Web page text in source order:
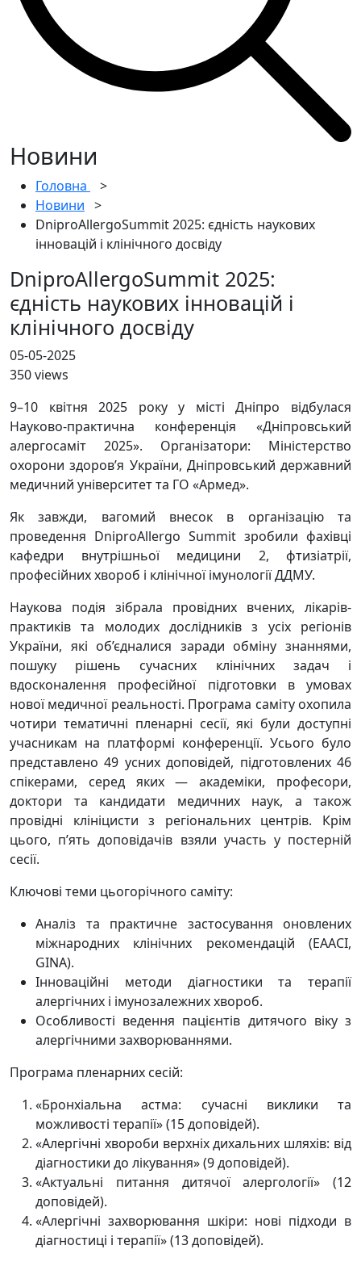
Новини
Головна
>
Новини >
DniproAllergoSummit 2025: єдність наукових
інновацій і клінічного досвіду
DniproAllergoSummit 2025:
єдність наукових інновацій і
клінічного досвіду
05-05-2025
350 views
9–10 квітня 2025 року у місті Дніпро відбулася
Науково-практична конференція «Дніпровський
алергосаміт 2025». Організатори: Міністерство
охорони здоров’я України, Дніпровський державний
медичний університет та ГО «Армед».
Як завжди, вагомий внесок в організацію та
проведення DniproAllergo Summit зробили фахівці
кафедри внутрішньої медицини 2, фтизіатрії,
професійних хвороб і клінічної імунології ДДМУ.
Наукова подія зібрала провідних вчених, лікарів-
практиків та молодих дослідників з усіх регіонів
України, які об’єдналися заради обміну знаннями,
пошуку рішень сучасних клінічних задач і
вдосконалення професійної підготовки в умовах
нової медичної реальності. Програма саміту охопила
чотири тематичні пленарні сесії, які були доступні
учасникам на платформі конференції. Усього було
представлено 49 усних доповідей, підготовлених 46
спікерами, серед яких — академіки, професори,
доктори та кандидати медичних наук, а також
провідні клініцисти з регіональних центрів. Крім
цього, п’ять доповідачів взяли участь у постерній
сесії.
Ключові теми цьогорічного саміту:
Аналіз та практичне застосування оновлених
міжнародних клінічних рекомендацій (EAACI,
GINA).
Інноваційні методи діагностики та терапії
алергічних і імунозалежних хвороб.
Особливості ведення пацієнтів дитячого віку з
алергічними захворюваннями.
Програма пленарних сесій:
«Бронхіальна астма: сучасні виклики та
можливості терапії» (15 доповідей).
«Алергічні хвороби верхніх дихальних шляхів: від
діагностики до лікування» (9 доповідей).
«Актуальні питання дитячої алергології» (12
доповідей).
«Алергічні захворювання шкіри: нові підходи в
діагностиці і терапії» (13 доповідей).